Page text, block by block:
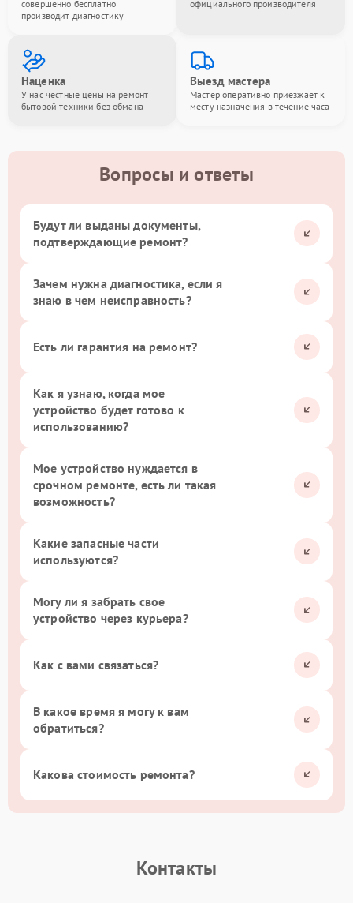
совершенно бесплатно
производит диагностику
официального производителя
Наценка
У нас честные цены на ремонт
бытовой техники без обмана
Выезд мастера
Мастер оперативно приезжает к
месту назначения в течение часа
Вопросы и ответы
Будут ли выданы документы,
подтверждающие ремонт?
Зачем нужна диагностика, если я
знаю в чем неисправность?
Есть ли гарантия на ремонт?
Как я узнаю, когда мое
устройство будет готово к
использованию?
Мое устройство нуждается в
срочном ремонте, есть ли такая
возможность?
Какие запасные части
используются?
Могу ли я забрать свое
устройство через курьера?
Как с вами связаться?
В какое время я могу к вам
обратиться?
Какова стоимость ремонта?
Контакты